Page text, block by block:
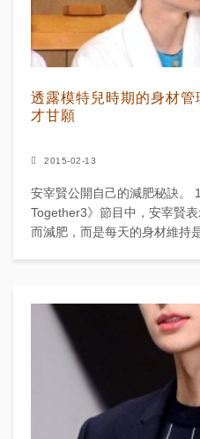
透露模特兒時期的身材
才甘願
2015-02-13
安宰賢公開自己的減肥秘訣。 12日播出的《Happy
Together3》節目中，安宰賢
而減肥，而是每天的身材維持是基本必需的